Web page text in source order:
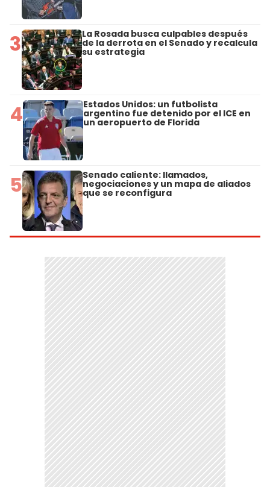
3 La Rosada busca culpables después
de la derrota en el Senado y recalcula
su estrategia
4 Estados Unidos: un futbolista
argentino fue detenido por el ICE en
un aeropuerto de Florida
5 Senado caliente: llamados,
negociaciones y un mapa de aliados
que se reconfigura